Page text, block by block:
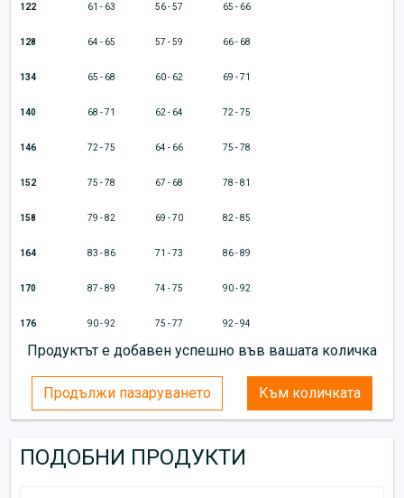
122 61 - 63 56 - 57 65 - 66
128 64 - 65 57 - 59 66 - 68
134 65 - 68 60 - 62 69 - 71
140 68 - 71 62 - 64 72 - 75
146 72 - 75 64 - 66 75 - 78
152 75 - 78 67 - 68 78 - 81
158 79 - 82 69 - 70 82 - 85
164 83 - 86 71 - 73 86 - 89
170 87 - 89 74 - 75 90 - 92
176 90 - 92 75 - 77 92 - 94
Продуктът е добавен успешно във вашата количка
Продължи пазаруването Към количката
ПОДОБНИ ПРОДУКТИ